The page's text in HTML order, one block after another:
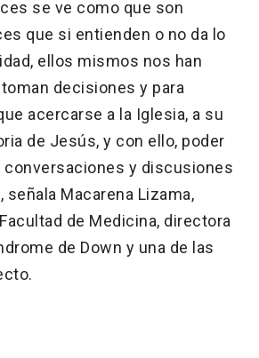
se ve como que son
que si entienden o no da lo
ellos mismos nos han
decisiones y para
acercarse a la Iglesia, a su
de Jesús, y con ello, poder
y discusiones
señala Macarena Lizama,
de Medicina, directora
de Down y una de las